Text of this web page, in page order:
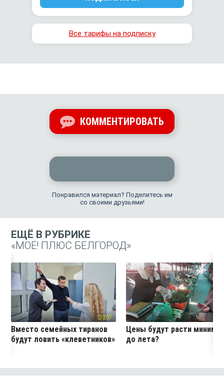
Все тарифы на подписку
КОММЕНТИРОВАТЬ
Понравился материал? Поделитесь им
со своими друзьями!
ЕЩЁ В РУБРИКЕ
«МОЁ! ПЛЮС БЕЛГОРОД»
207
Вместо семейных тиранов
будут ловить «клеветников»
Цены будут расти
до лета?